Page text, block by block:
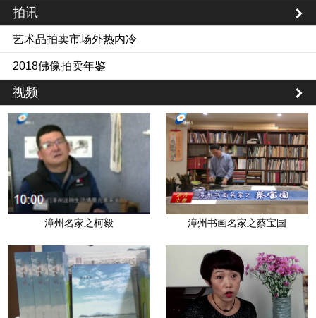
拍讯
艺术品拍卖市场外热内冷
2018佛像拍卖年鉴
视频
漳州名家之柯毅 漳州书画名家之蔡宝国